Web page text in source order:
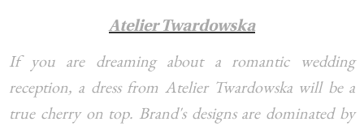
Atelier Twardowska
If you are dreaming about a romantic wedding
reception, a dress from Atelier Twardowska will be a
true cherry on top. Brand's designs are dominated by